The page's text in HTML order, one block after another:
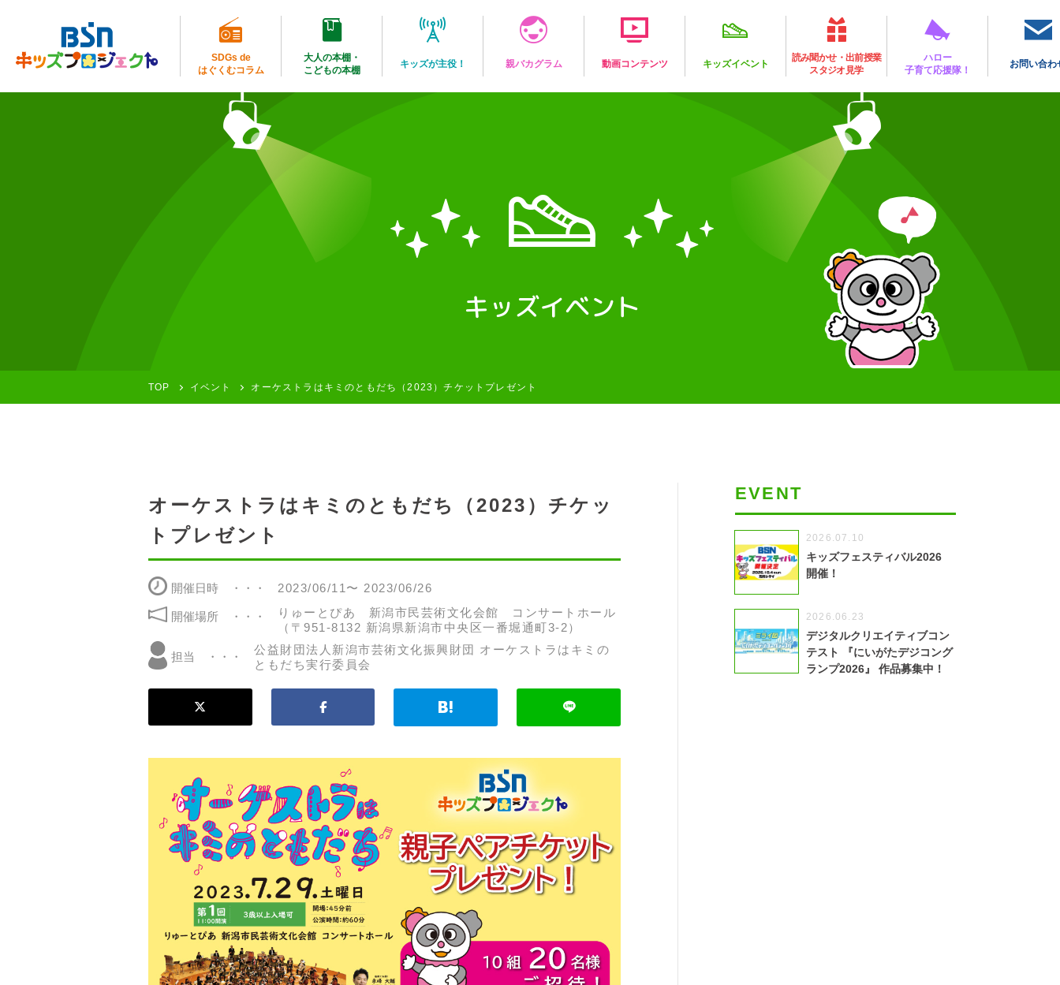
SDGs de
はぐくむコラム
大人の本棚・
こどもの本棚
キッズが主役！ 親バカグラム 動画コンテンツ キッズイベント
読み聞かせ・出前授業
スタジオ見学
ハロー
子育て応援隊！
お問い合わ
キッズイベント
TOP イベント オーケストラはキミのともだち（2023）チケットプレゼント
オーケストラはキミのともだち（2023）チケッ
トプレゼント
開催日時 2023/06/11〜 2023/06/26
開催場所
りゅーとぴあ 新潟市民芸術文化会館 コンサートホール
（〒951-8132 新潟県新潟市中央区一番堀通町3-2）
担当
公益財団法人新潟市芸術文化振興財団 オーケストラはキミの
ともだち実行委員会
EVENT
2026.07.10
キッズフェスティバル2026
開催！
2026.06.23
デジタルクリエイティブコン
テスト 『にいがたデジコング
ランプ2026』 作品募集中！